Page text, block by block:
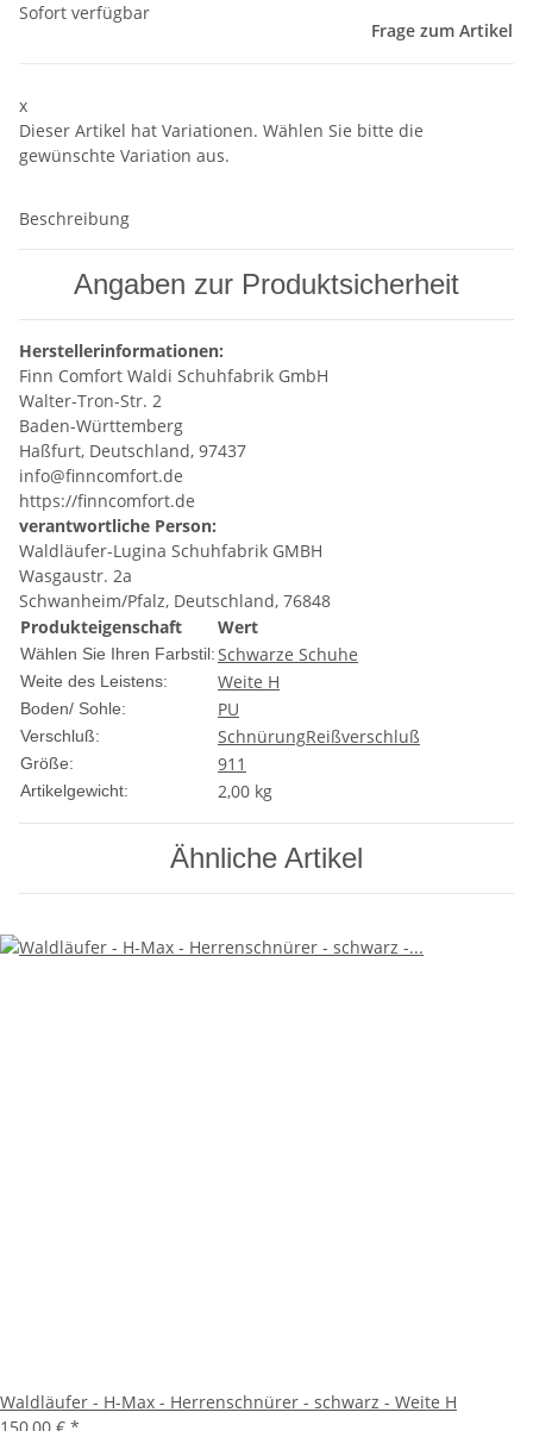
Sofort verfügbar
Frage zum Artikel
x
Dieser Artikel hat Variationen. Wählen Sie bitte die
gewünschte Variation aus.
Beschreibung
Angaben zur Produktsicherheit
Herstellerinformationen:
Finn Comfort Waldi Schuhfabrik GmbH
Walter-Tron-Str. 2
Baden-Württemberg
Haßfurt, Deutschland, 97437
info@finncomfort.de
https://finncomfort.de
verantwortliche Person:
Waldläufer-Lugina Schuhfabrik GMBH
Wasgaustr. 2a
Schwanheim/Pfalz, Deutschland, 76848
Produkteigenschaft
Wert
Wählen Sie Ihren Farbstil:Schwarze Schuhe
Weite des Leistens: Weite H
Boden/ Sohle: PU
Verschluß: SchnürungReißverschluß
Größe: 911
Artikelgewicht: 2,00 kg
Ähnliche Artikel
Waldläufer - H-Max - Herrenschnürer - schwarz - Weite H